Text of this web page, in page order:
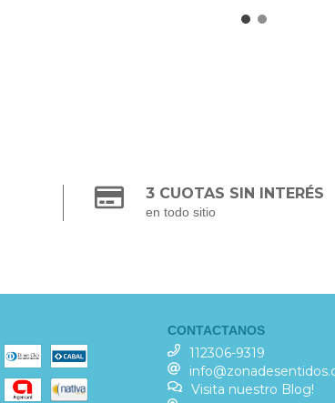
3 CUOTAS SIN INTERÉS
en todo sitio
CONTACTANOS
112306-9319
Visita nuestro Blog!